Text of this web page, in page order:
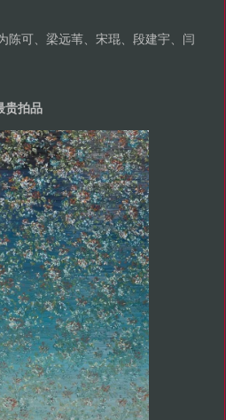
陈可、梁远苇、宋琨、段建宇、闫
贵拍品